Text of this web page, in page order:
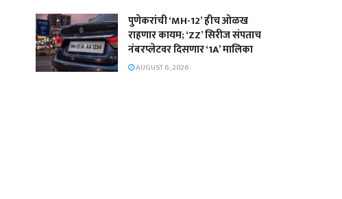
पुणेकरांची ‘MH-12’ हीच ओळख
राहणार कायम; ‘ZZ’ सिरीज संपताच
नंबरप्लेटवर दिसणार ‘1A’ मालिका
AUGUST 6, 2026